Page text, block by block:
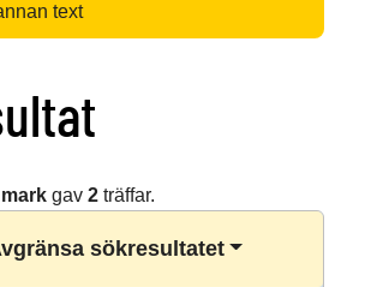
text
markgav 2träffar.
sökresultatet